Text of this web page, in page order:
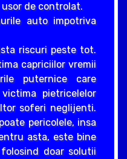
de controlat.
auto impotriva
riscuri peste tot.
capriciilor vremii
puternice care
pietricelelor
soferi neglijenti.
pericolele, insa
asta, este bine
doar solutii